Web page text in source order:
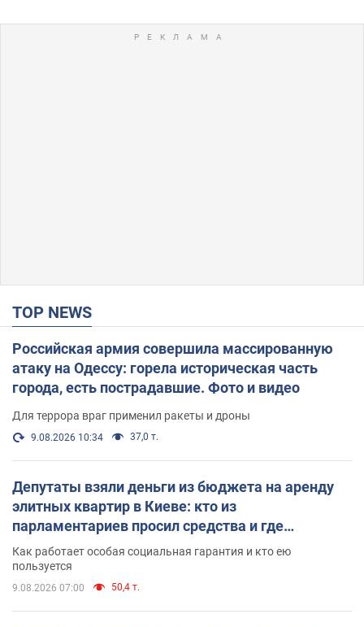
TOP NEWS
Российская армия совершила массированную
атаку на Одессу: горела историческая часть
города, есть пострадавшие. Фото и видео
Для террора враг применил ракеты и дроны
9.08.2026 10:34 37,0 т.
Депутаты взяли деньги из бюджета на аренду
элитных квартир в Киеве: кто из
парламентариев просил средства и где
поселился
Как работает особая социальная гарантия и кто ею
пользуется
9.08.2026 07:00 50,4 т.